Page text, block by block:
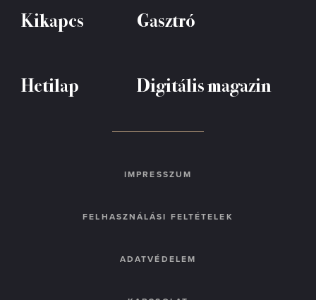
Kikapcs Gasztró
Hetilap Digitális magazin
IMPRESSZUM
FELHASZNÁLÁSI FELTÉTELEK
ADATVÉDELEM